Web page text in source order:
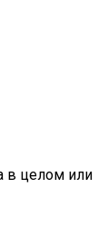
в целом или